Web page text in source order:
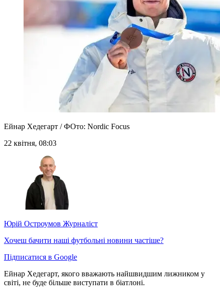
Ейнар Хедегарт / ФОто: Nordic Focus
22 квітня, 08:03
Юрій Остроумов Журналіст
Хочеш бачити наші футбольні новини частіше?
Підписатися в Google
Ейнар Хедегарт, якого вважають найшвидшим лижником у
світі, не буде більше виступати в біатлоні.